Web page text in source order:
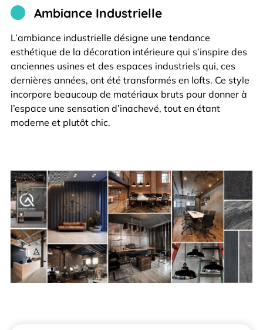
Ambiance Industrielle
L’ambiance industrielle désigne une tendance
esthétique de la décoration intérieure qui s’inspire des
anciennes usines et des espaces industriels qui, ces
dernières années, ont été transformés en lofts. Ce style
incorpore beaucoup de matériaux bruts pour donner à
l’espace une sensation d’inachevé, tout en étant
moderne et plutôt chic.